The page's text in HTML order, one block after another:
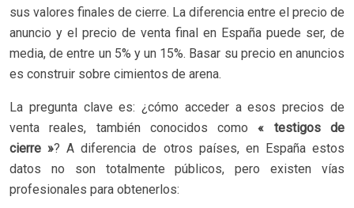
sus valores finales de cierre. La diferencia entre el precio de
anuncio y el precio de venta final en España puede ser, de
media, de entre un 5% y un 15%. Basar su precio en anuncios
es construir sobre cimientos de arena.
La pregunta clave es: ¿cómo acceder a esos precios de
venta reales, también conocidos como« testigos de
cierre »? A diferencia de otros países, en España estos
datos no son totalmente públicos, pero existen vías
profesionales para obtenerlos: